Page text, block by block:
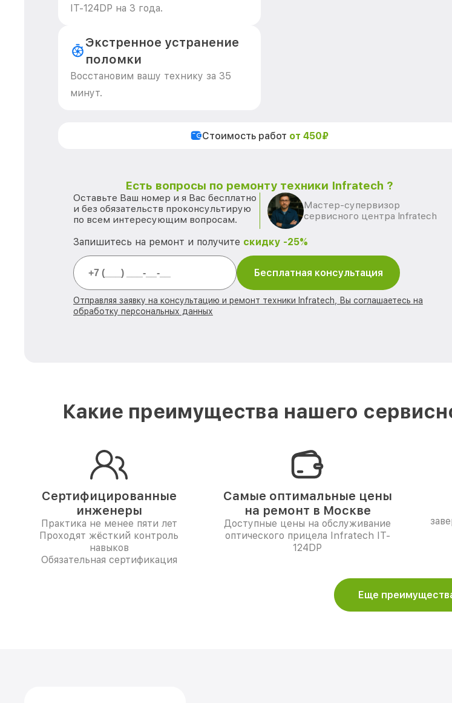
IT-124DP на 3 года.
Экстренное устранение
поломки
Восстановим вашу технику за 35
минут.
Стоимость работ от 450₽
Есть вопросы по ремонту техники Infratech ?
Оставьте Ваш номер и я Вас бесплатно
и без обязательств проконсультирую
по всем интересующим вопросам.
Мастер-супервизор
сервисного центра Infratech
Запишитесь на ремонт и получите скидку -25%
Бесплатная консультация
Отправляя заявку на консультацию и ремонт техники Infratech, Вы соглашаетесь на
обработку персональных данных
Какие преимущества нашего
Сертифицированные
инженеры
Практика не менее пяти лет
Проходят жёсткий контроль
навыков
Обязательная сертификация
Самые оптимальные цены
на ремонт в Москве
Доступные цены на обслуживание
оптического прицела Infratech IT-
124DP
Еще